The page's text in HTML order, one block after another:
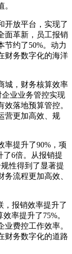
开放平台，实现了
面革新，员工报销
节约了50%。动力
财务数字化的海洋
城，财务核算效率
企业业务管控实现
落地预算管控。
营更加高效、规
率提升了90%，项
了6倍。从报销提
性得到了显著提
流程更加高效、
，报销效率提升了
率提升了75%。
费控工作效率。
财务数字化的道路